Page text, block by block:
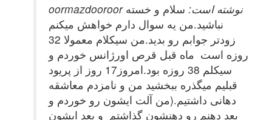
oormazdooroor نوشته است: سلام و خسته
نباشید.من یه سوال دارم خواهش میکنم
زودتر جوابم رو بدید.من سیکلام معمولا 32
روزه است ماه قبل قرص اورژانس خوردم و
سیکلم 38 روزه بود.امروز17 روز از پریود
قبلیم میگذره ببخشید من و نامزدم معاشقه
دهانی داشتیم.(من آلت ایشون رو خوردم و
بعد دهنم رو دهنشون گذاشتم و بعد ایشون